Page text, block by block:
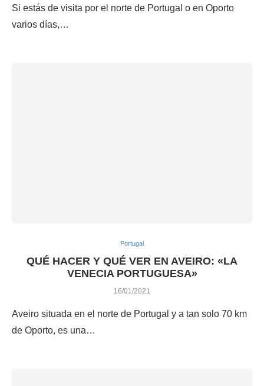
Si estás de visita por el norte de Portugal o en Oporto
varios días,…
Portugal
QUÉ HACER Y QUÉ VER EN AVEIRO: «LA
VENECIA PORTUGUESA»
16/01/2021
Aveiro situada en el norte de Portugal y a tan solo 70 km
de Oporto, es una…